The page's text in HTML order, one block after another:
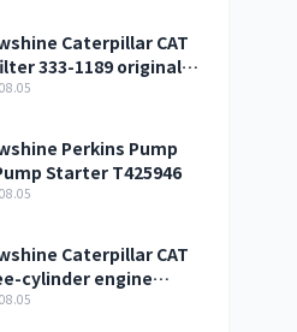
杰西博
上柴
Caterpillar CAT
333-1189 original
hair Qinghai
Perkins Pump
Starter T425946
Caterpillar CAT
cylinder engine
fuel system